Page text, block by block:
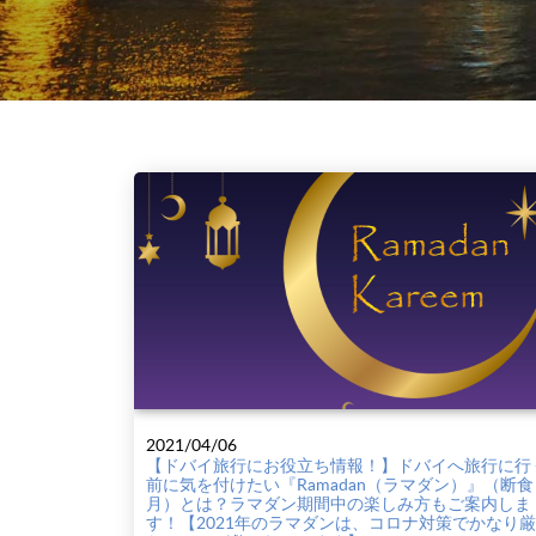
2021/04/06
【ドバイ旅行にお役立ち情報！】ドバイへ旅行に行
前に気を付けたい『Ramadan（ラマダン）』（断食
月）とは？ラマダン期間中の楽しみ方もご案内しま
す！【2021年のラマダンは、コロナ対策でかなり